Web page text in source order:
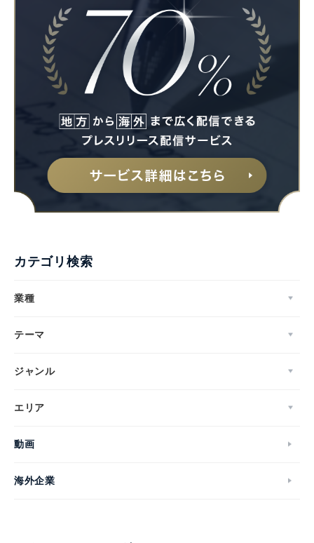
カテゴリ検索
業種
テーマ
ジャンル
エリア
動画
海外企業